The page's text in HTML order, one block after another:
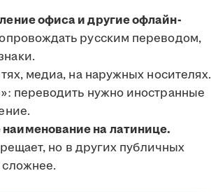
офиса и другие офлайн-
русским переводом,
медиа, на наружных носителях.
переводить нужно иностранные
на латинице.
но в других публичных